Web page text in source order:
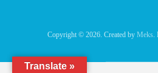
Copyright © 2026. Created by Meks
Translate »